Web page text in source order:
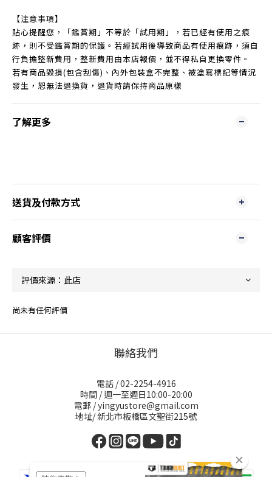
【注意事項】
貼心提醒您，「鑑賞期」不等於「試用期」，若已經有使用之痕
跡，則不受鑑賞期的保護。若經試用後導致商品有使用痕跡，須自
行負擔整新費用，整新費用由本店報價，並不得私自更換零件。
若有商品毀損(包含刮傷)、內外包裝盒不完整、被塗寫標記等情況
發生，恕無法退換貨，退貨時請保持商品原樣
了解更多
送貨及付款方式
顧客評價
尚未有任何評價
聯絡我們
電話 / 02-2254-4916
時間 / 週一至週日10:00-20:00
電郵 / yingyustore@gmail.com
地址/ 新北市板橋區文聖街215號